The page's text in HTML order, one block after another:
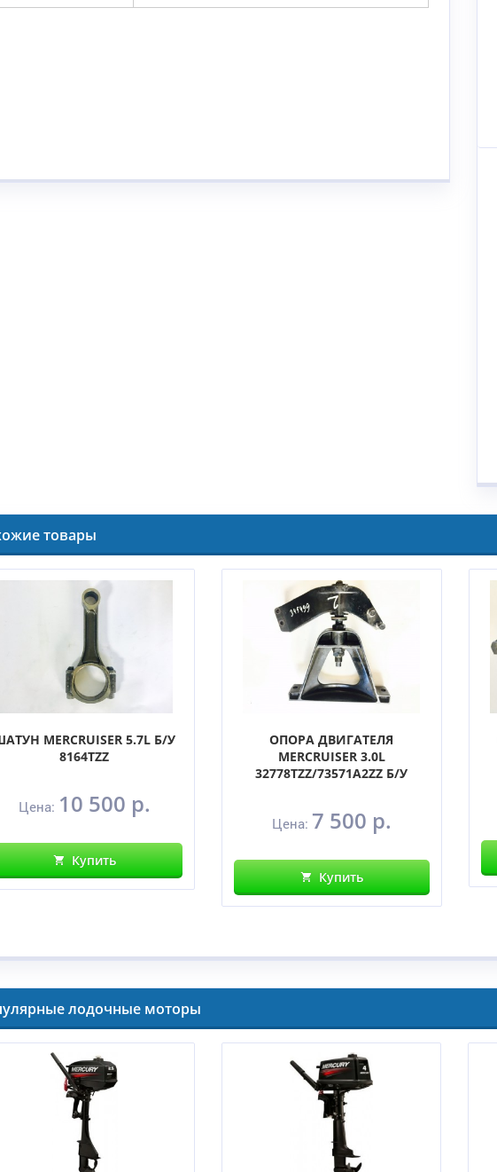
товары
MERCRUISER 5.7L Б/У
8164TZZ
Цена: 10 500 р.
Купить
ОПОРА ДВИГАТЕЛЯ
MERCRUISER 3.0L
32778TZZ/73571A2ZZ Б/У
Цена: 7 500 р.
Купить
лодочные моторы